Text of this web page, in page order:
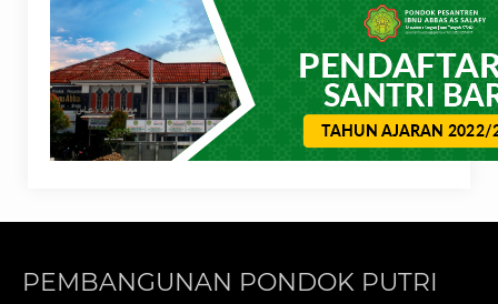
PEMBANGUNAN PONDOK PUTRI